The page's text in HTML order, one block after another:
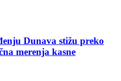
Dunava stižu preko
merenja kasne